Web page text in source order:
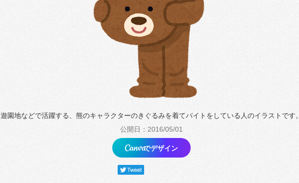
遊園地などで活躍する、熊のキャラクターのきぐるみを着てバイトをしている人のイラストです。
公開日：2016/05/01
でデザイン